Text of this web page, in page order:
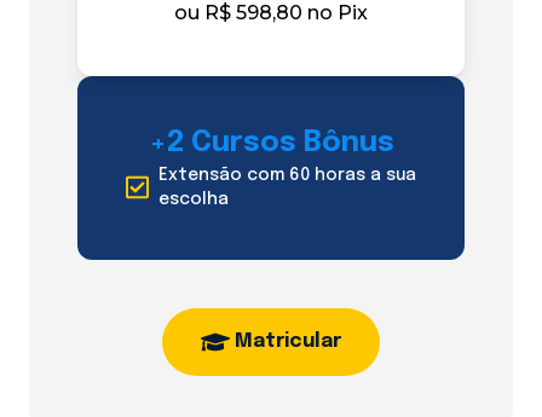
ou R$ 598,80 no Pix
+2 Cursos Bônus
Extensão com 60 horas a sua
escolha
Matricular